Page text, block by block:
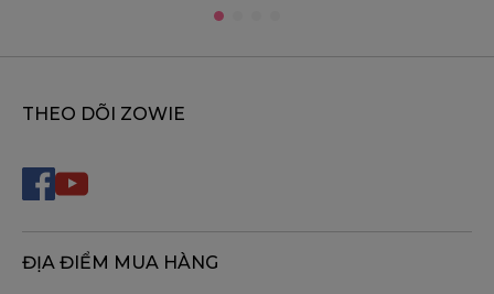
THEO DÕI ZOWIE
ĐỊA ĐIỂM MUA HÀNG